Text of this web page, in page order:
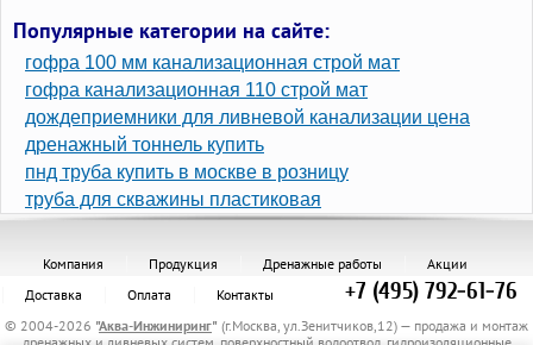
Популярные категории на сайте:
гофра 100 мм канализационная строй мат
гофра канализационная 110 строй мат
дождеприемники для ливневой канализации цена
дренажный тоннель купить
пнд труба купить в москве в розницу
труба для скважины пластиковая
Компания Продукция Дренажные работы
Акции
Доставка
Оплата Контакты +7 (495) 792-61-76
© 2004-2026 "Аква-Инжиниринг" (г.Москва, ул.Зенитчиков,12) — продажа и монтаж